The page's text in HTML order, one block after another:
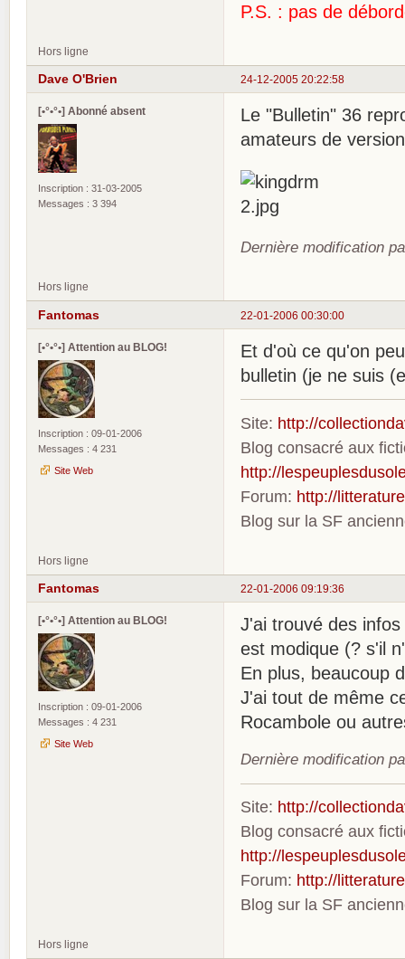
P.S. : pas de
Hors ligne
24-12-2005 20:22:58
Dave O'Brien
[•°•°•] Abonné absent
Inscription : 31-03-2005
Messages : 3 394
Le "Bulletin" 36
amateurs de
Dernière modification
Hors ligne
22-01-2006 00:30:00
Fantomas
[•°•°•] Attention au BLOG!
Inscription : 09-01-2006
Messages : 4 231
Site Web
Et d'où ce qu'on
bulletin (je ne suis
Site: http://
Blog consacré aux
http://
Forum: http://
Blog sur la SF
Hors ligne
22-01-2006 09:19:36
Fantomas
[•°•°•] Attention au BLOG!
Inscription : 09-01-2006
Messages : 4 231
Site Web
J'ai trouvé des
est modique (? s'il
En plus, beaucoup
J'ai tout de même
Rocambole ou
Dernière modification
Site: http://
Blog consacré aux
http://
Forum: http://
Blog sur la SF
Hors ligne